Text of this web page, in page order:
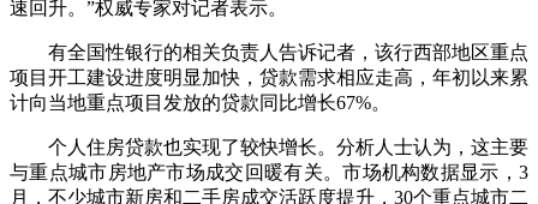
速回升。”权威专家对记者表示。
有全国性银行的相关负责人告诉记者，该行西部地区重点
项目开工建设进度明显加快，贷款需求相应走高，年初以来累
计向当地重点项目发放的贷款同比增长67%。
个人住房贷款也实现了较快增长。分析人士认为，这主要
与重点城市房地产市场成交回暖有关。市场机构数据显示，3
月，不少城市新房和二手房成交活跃度提升，30个重点城市二